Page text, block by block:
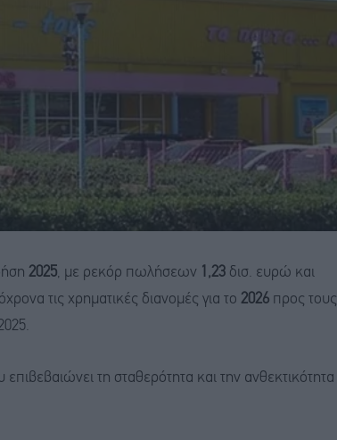
2025, με ρεκόρ πωλήσεων 1,23 δισ. ευρώ και
τις χρηματικές διανομές για το 2026 προς τους
τη σταθερότητα και την ανθεκτικότητα